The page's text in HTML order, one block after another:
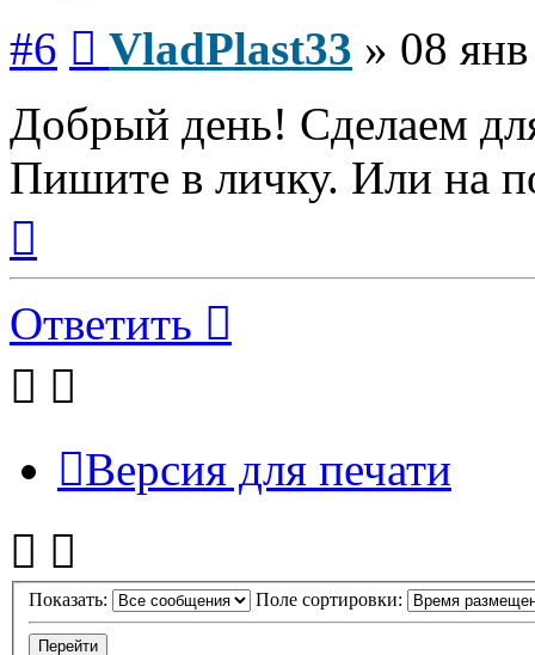
#6 VladPlast33 » 08
Добрый день! Сделаем
Пишите в личку. Или на
началу
Ответить
Версия для печати
Показать: Поле сортировки: